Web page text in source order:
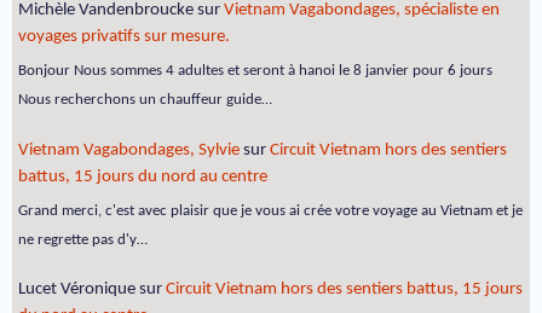
Michèle Vandenbroucke sur Vietnam Vagabondages, spécialiste en
voyages privatifs sur mesure.
Bonjour Nous sommes 4 adultes et seront à hanoi le 8 janvier pour 6 jours
Nous recherchons un chauffeur guide…
Vietnam Vagabondages, Sylvie sur Circuit Vietnam hors des sentiers
battus, 15 jours du nord au centre
Grand merci, c'est avec plaisir que je vous ai crée votre voyage au Vietnam et je
ne regrette pas d'y…
Lucet Véronique sur Circuit Vietnam hors des sentiers battus, 15 jours